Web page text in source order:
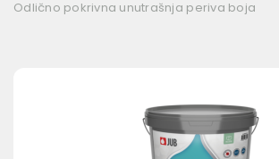
Odlično pokrivna unutrašnja periva boja